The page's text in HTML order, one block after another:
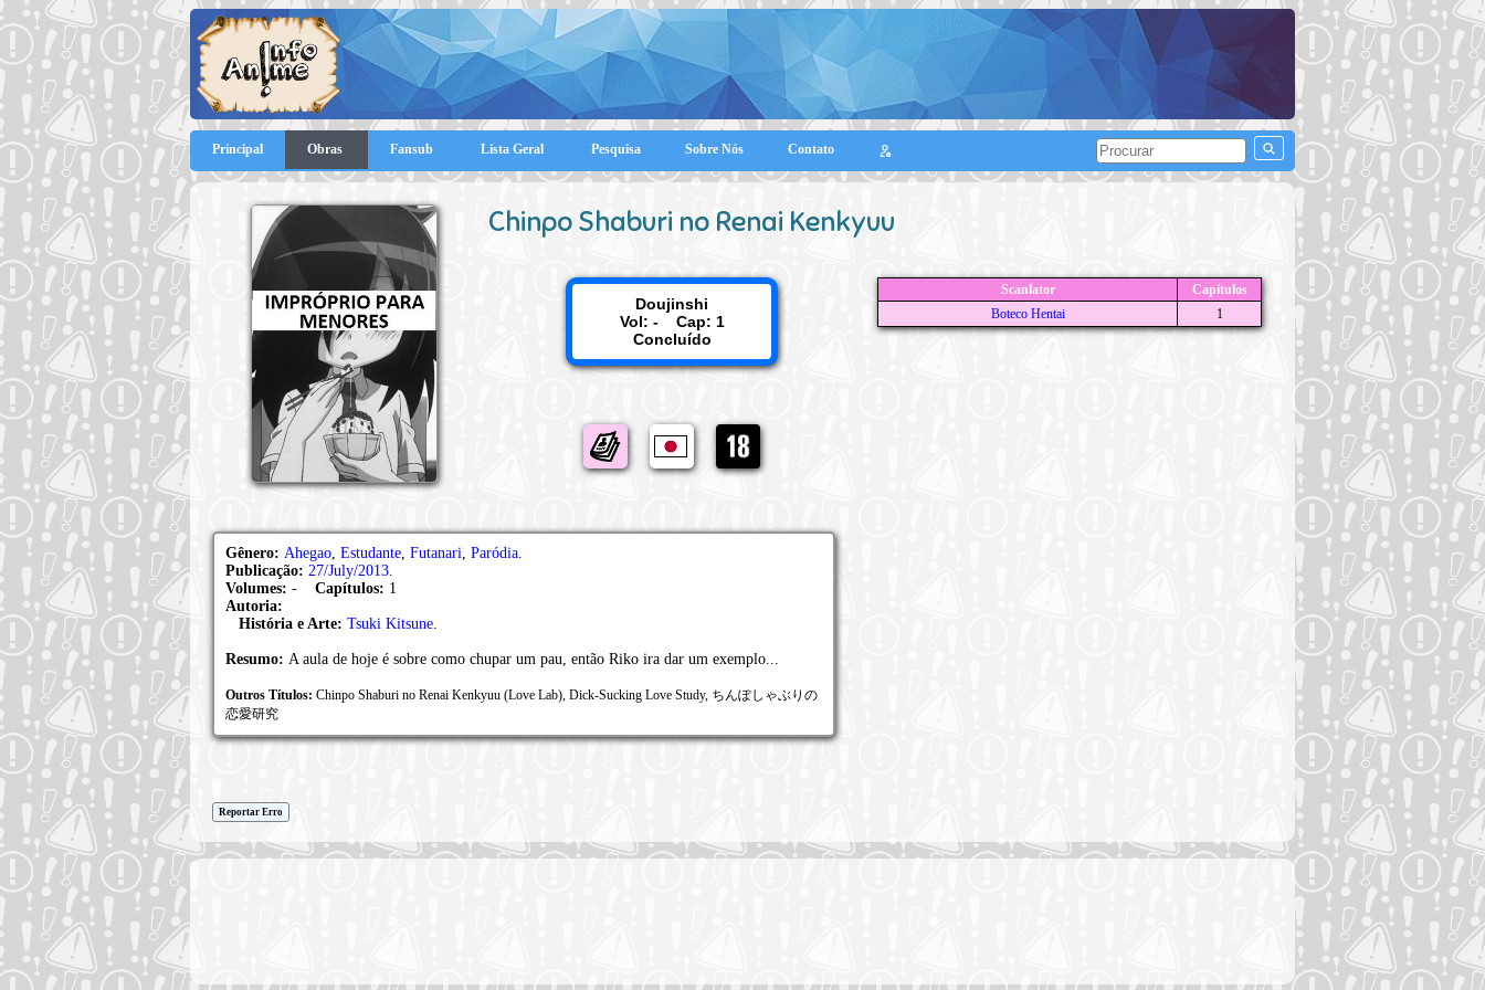
Principal Obras Fansub Lista Geral Pesquisa Sobre Nós Contato
Chinpo Shaburi no Renai Kenkyuu
Doujinshi
Vol: - Cap: 1
Concluído
Scanlator
Capítulos
Boteco Hentai
1
Gênero: Ahegao, Estudante, Futanari, Paródia.
Publicação: 27/July/2013.
Volumes: - Capítulos: 1
Autoria:
História e Arte: Tsuki Kitsune.
Resumo: A aula de hoje é sobre como chupar um pau, então Riko ira dar um exemplo...
Outros Títulos: Chinpo Shaburi no Renai Kenkyuu (Love Lab), Dick-Sucking Love Study, ちんぽしゃぶりの
恋愛研究
Reportar Erro